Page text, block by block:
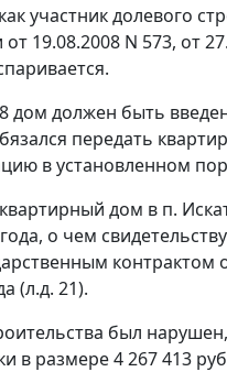
участник долевого
19.08.2008 N 573, от
дом должен быть
передать
в установленном
дом в п.
о чем
контрактом
(л.д. 21).
был
в размере 4 267 413